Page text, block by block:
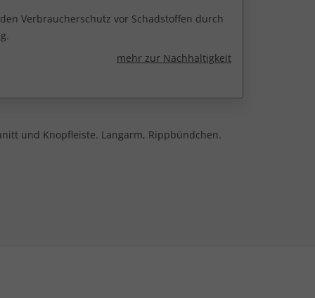
Verbraucherschutz vor Schadstoffen durch
mehr zur Nachhaltigkeit
und Knopfleiste. Langarm, Rippbündchen.